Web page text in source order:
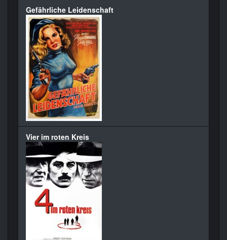
Gefährliche Leidenschaft
Vier im roten Kreis